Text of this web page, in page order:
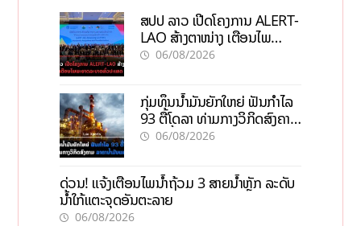
ສປປ ລາວ ເປີດໂຄງການ ALERT-
LAO ສ້າງຕາໜ່າງ ເຕືອນໄພ
ພະຍາດລະບາດທົ່ວປະເທດ
06/08/2026
ກຸ່ມທຶນນ້ຳມັນຍັກໃຫຍ່ ຟັນກຳໄລ
93 ຕື້ໂດລາ ທ່າມກາງວິກິດສົງຄາມ
ລາຄານໍ້າມັນແພງ
06/08/2026
ດ່ວນ! ແຈ້ງເຕືອນໄພນໍ້າຖ້ວມ 3 ສາຍນໍ້າຫຼັກ ລະດັບ
ນໍ້າໃກ້ແຕະຈຸດອັນຕະລາຍ
06/08/2026